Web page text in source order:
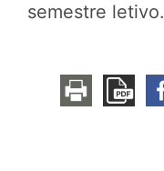
semestre letivo.